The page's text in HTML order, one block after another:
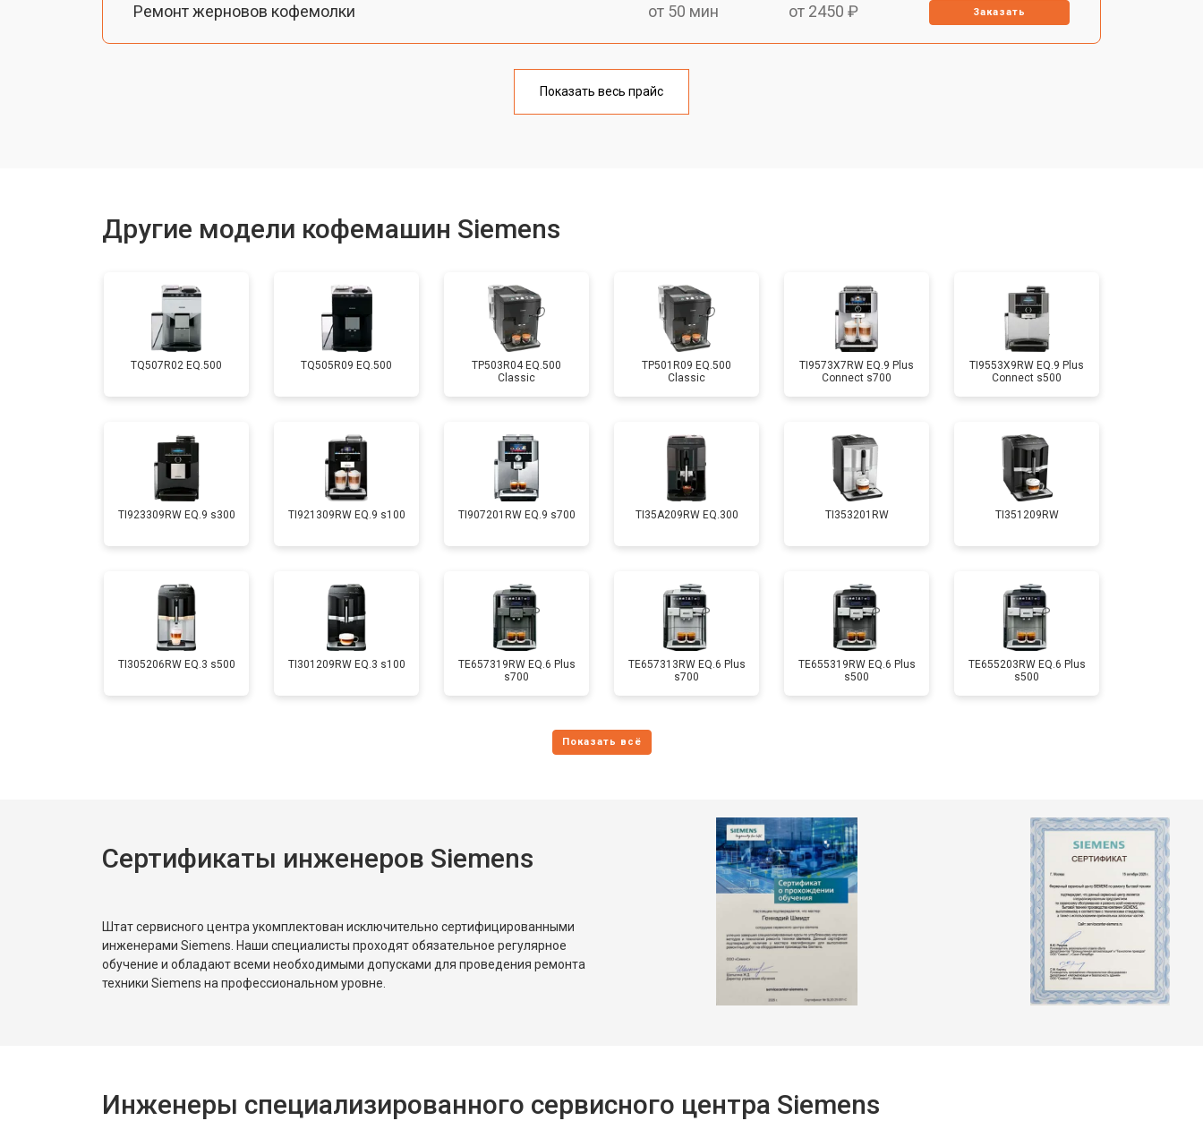
Ремонт жерновов кофемолки от 50 мин от 2450 ₽ Заказать
от 90 мин
Ремонт заварного механизма от 80 мин от 2500 ₽ Заказать
Показать весь прайс
Другие модели кофемашин Siemens
TQ507R02 EQ.500 TQ505R09 EQ.500
TP503R04 EQ.500
Classic
TP501R09 EQ.500
Classic
TI9573X7RW EQ.9 Plus
Connect s700
TI9553X9RW EQ.9 Plus
Connect s500
TI923309RW EQ.9 s300 TI921309RW EQ.9 s100 TI907201RW EQ.9 s700 TI35A209RW EQ.300 TI353201RW TI351209RW
TI305206RW EQ.3 s500 TI301209RW EQ.3 s100
TE657319RW EQ.6 Plus
s700
TE657313RW EQ.6 Plus
s700
TE655319RW EQ.6 Plus
s500
TE655203RW EQ.6 Plus
s500
Сертификаты инженеров Siemens
Штат сервисного центра укомплектован исключительно сертифицированными
инженерами Siemens. Наши специалисты проходят обязательное регулярное
обучение и обладают всеми необходимыми допусками для проведения ремонта
техники Siemens на профессиональном уровне.
Инженеры специализированного сервисного центра Siemens